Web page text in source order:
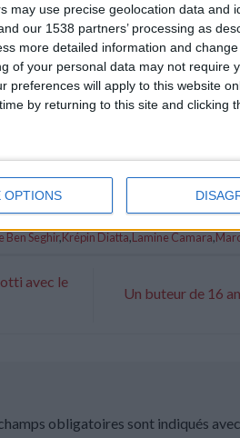
may use precise geolocation data and
our 1538 partners’ processing as
more detailed information and
of your personal data may not require
preferences will apply to this website
by returning to this site and clicking
OPTIONS
Ben Seghir,Krépin Diatta,Lamine Camara,
avec le
Un buteur de 16
obligatoires sont indiqués avec